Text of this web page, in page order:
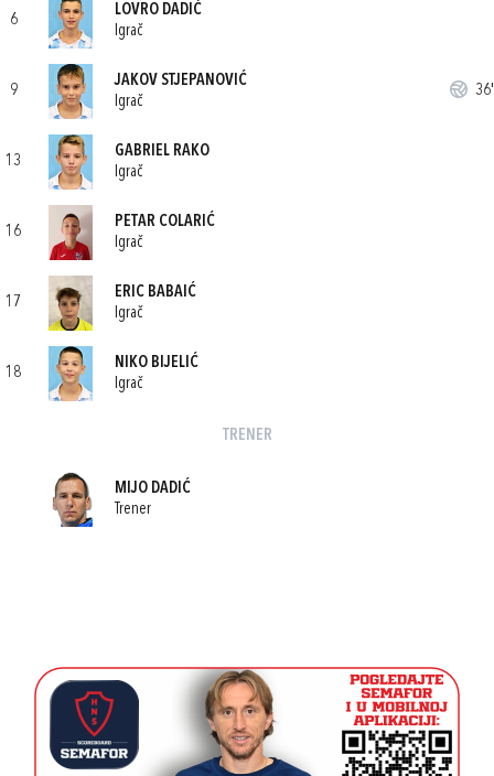
6
LOVRO DADIĆ
Igrač
9
JAKOV STJEPANOVIĆ
Igrač
36'
13
GABRIEL RAKO
Igrač
16
PETAR COLARIĆ
Igrač
17
ERIC BABAIĆ
Igrač
18
NIKO BIJELIĆ
Igrač
TRENER
MIJO DADIĆ
Trener